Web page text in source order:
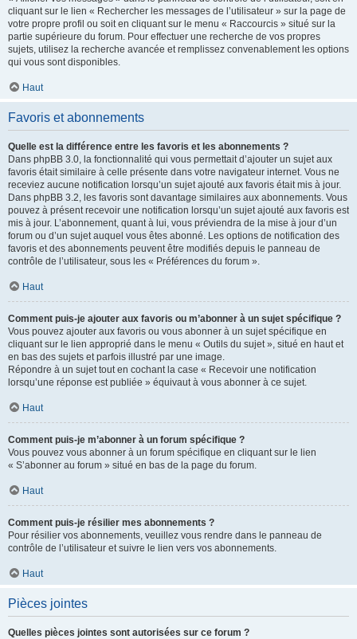
cliquant sur le lien « Rechercher les messages de l’utilisateur » sur la page de
votre propre profil ou soit en cliquant sur le menu « Raccourcis » situé sur la
partie supérieure du forum. Pour effectuer une recherche de vos propres
sujets, utilisez la recherche avancée et remplissez convenablement les options
qui vous sont disponibles.
Haut
Favoris et abonnements
Quelle est la différence entre les favoris et les abonnements ?
Dans phpBB 3.0, la fonctionnalité qui vous permettait d’ajouter un sujet aux
favoris était similaire à celle présente dans votre navigateur internet. Vous ne
receviez aucune notification lorsqu’un sujet ajouté aux favoris était mis à jour.
Dans phpBB 3.2, les favoris sont davantage similaires aux abonnements. Vous
pouvez à présent recevoir une notification lorsqu’un sujet ajouté aux favoris est
mis à jour. L’abonnement, quant à lui, vous préviendra de la mise à jour d’un
forum ou d’un sujet auquel vous êtes abonné. Les options de notification des
favoris et des abonnements peuvent être modifiés depuis le panneau de
contrôle de l’utilisateur, sous les « Préférences du forum ».
Haut
Comment puis-je ajouter aux favoris ou m’abonner à un sujet spécifique ?
Vous pouvez ajouter aux favoris ou vous abonner à un sujet spécifique en
cliquant sur le lien approprié dans le menu « Outils du sujet », situé en haut et
en bas des sujets et parfois illustré par une image.
Répondre à un sujet tout en cochant la case « Recevoir une notification
lorsqu’une réponse est publiée » équivaut à vous abonner à ce sujet.
Haut
Comment puis-je m’abonner à un forum spécifique ?
Vous pouvez vous abonner à un forum spécifique en cliquant sur le lien
« S’abonner au forum » situé en bas de la page du forum.
Haut
Comment puis-je résilier mes abonnements ?
Pour résilier vos abonnements, veuillez vous rendre dans le panneau de
contrôle de l’utilisateur et suivre le lien vers vos abonnements.
Haut
Pièces jointes
Quelles pièces jointes sont autorisées sur ce forum ?